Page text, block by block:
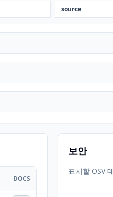
source
DOCS
보안
표시할 OSV